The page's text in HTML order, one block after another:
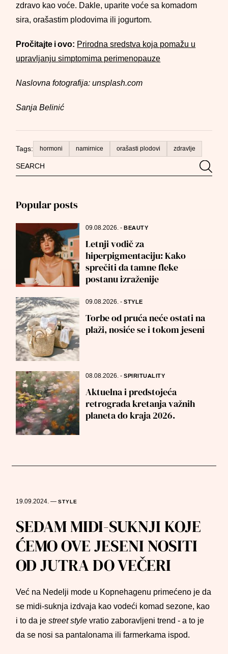
Search
for:
Popular posts
09.08.2026.-BEAUTY
Letnji vodič za
hiperpigmentaciju: Kako
sprečiti da tamne fleke
postanu izraženije
09.08.2026.-STYLE
Torbe od pruća neće ostati na
plaži, nosiće se i tokom jeseni
08.08.2026.-SPIRITUALITY
Aktuelna i predstojeća
retrograda kretanja važnih
planeta do kraja 2026.
zdravo kao voće. Dakle, uparite voće sa komadom
sira, orašastim plodovima ili jogurtom.
Pročitajte i ovo: Prirodna sredstva koja pomažu u
upravljanju simptomima perimenopauze
Naslovna fotografija: unsplash.com
Sanja Belinić
Tags: hormoni namirnice orašasti plodovi zdravlje
19.09.2024.—STYLE
SEDAM MIDI-SUKNJI KOJE
ĆEMO OVE JESENI NOSITI
OD JUTRA DO VEČERI
Već na Nedelji mode u Kopnehagenu primećeno je da
se midi-suknja izdvaja kao vodeći komad sezone, kao
i to da jestreet stylevratio zaboravljeni trend - a to je
da se nosi sa pantalonama ili farmerkama ispod.